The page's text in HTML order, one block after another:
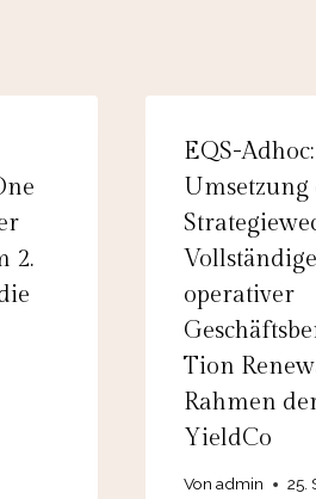
2.
EQS-
Umsetzung
operativer
Tion
Rahmen
YieldCo
Von admin 25.